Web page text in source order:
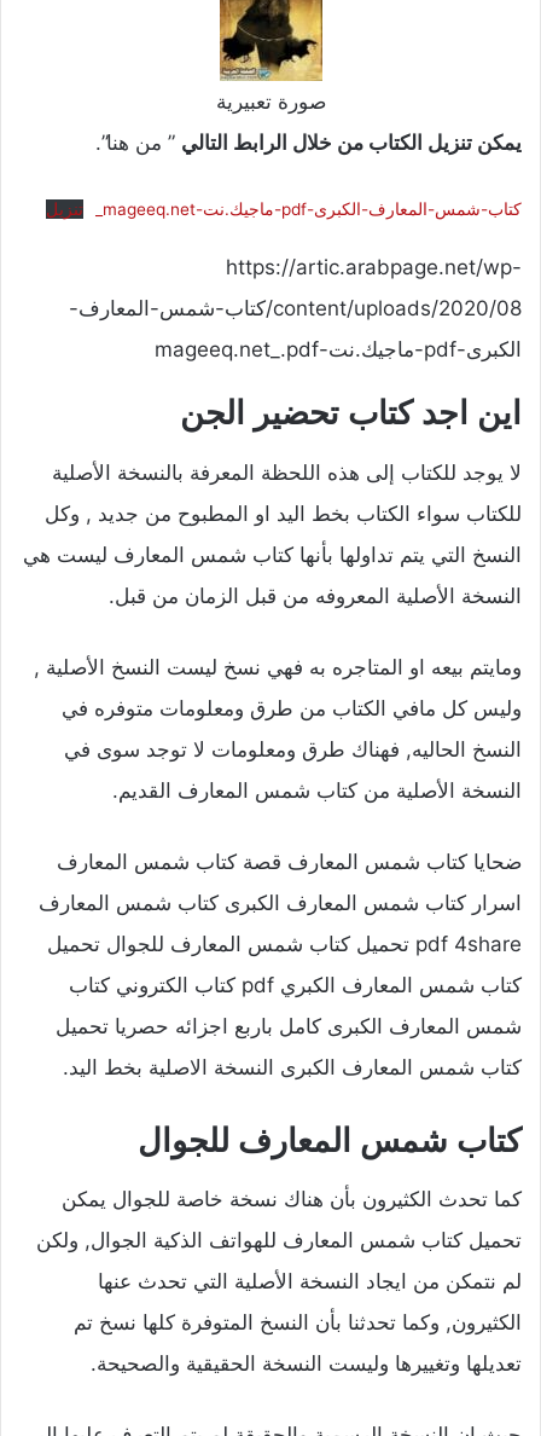
صورة تعبيرية
يمكن تنزيل الكتاب من خلال الرابط التالي ” من هنا”.
كتاب-شمس-المعارف-الكبرى-pdf-ماجيك.نت-mageeq.net_ تنزيل
https://artic.arabpage.net/wp-
content/uploads/2020/08/كتاب-شمس-المعارف-
الكبرى-pdf-ماجيك.نت-mageeq.net_.pdf
اين اجد كتاب تحضير الجن
لا يوجد للكتاب إلى هذه اللحظة المعرفة بالنسخة الأصلية
للكتاب سواء الكتاب بخط اليد او المطبوح من جديد , وكل
النسخ التي يتم تداولها بأنها كتاب شمس المعارف ليست هي
النسخة الأصلية المعروفه من قبل الزمان من قبل.
ومايتم بيعه او المتاجره به فهي نسخ ليست النسخ الأصلية ,
وليس كل مافي الكتاب من طرق ومعلومات متوفره في
النسخ الحاليه, فهناك طرق ومعلومات لا توجد سوى في
النسخة الأصلية من كتاب شمس المعارف القديم.
ضحايا كتاب شمس المعارف قصة كتاب شمس المعارف
اسرار كتاب شمس المعارف الكبرى كتاب شمس المعارف
pdf 4share تحميل كتاب شمس المعارف للجوال تحميل
كتاب شمس المعارف الكبري pdf كتاب الكتروني كتاب
شمس المعارف الكبرى كامل باربع اجزائه حصريا تحميل
كتاب شمس المعارف الكبرى النسخة الاصلية بخط اليد.
كتاب شمس المعارف للجوال
كما تحدث الكثيرون بأن هناك نسخة خاصة للجوال يمكن
تحميل كتاب شمس المعارف للهواتف الذكية الجوال, ولكن
لم نتمكن من ايجاد النسخة الأصلية التي تحدث عنها
الكثيرون, وكما تحدثنا بأن النسخ المتوفرة كلها نسخ تم
تعديلها وتغييرها وليست النسخة الحقيقية والصحيحة.